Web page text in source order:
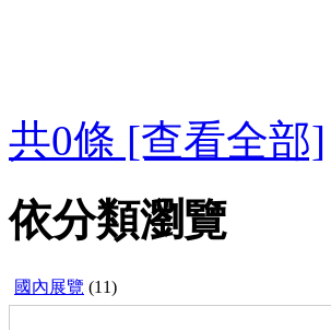
共0條 [查看全部]
依分類瀏覽
國內展覽 (11)